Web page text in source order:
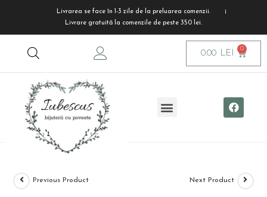
Livrarea se face în 1-3 zile de la preluarea comenzii.
Livrare gratuită la comenzile de peste 350 lei.
0.00 LEI
Previous Product Next Product